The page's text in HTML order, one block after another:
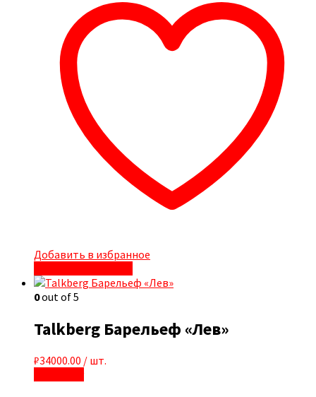
Добавить в избранное
0out of 5
Talkberg Барельеф «Лев»
₽34000.00 / шт.